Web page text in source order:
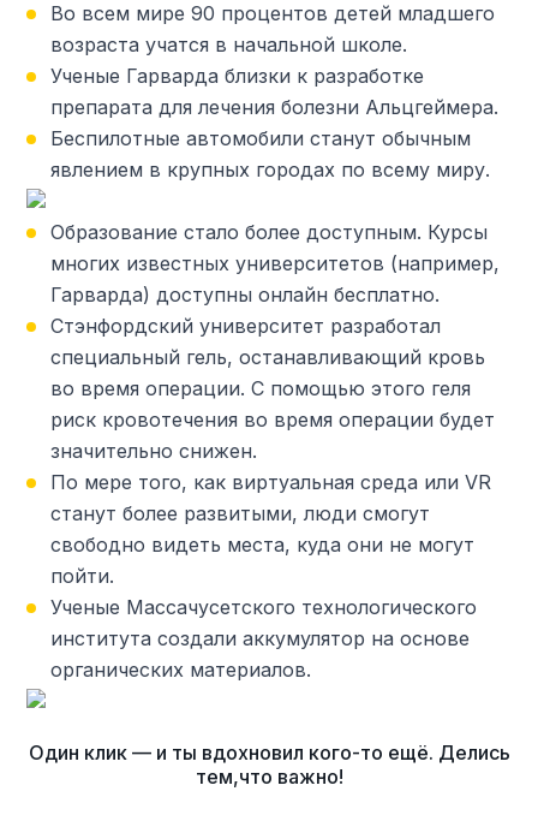
Во всем мире 90 процентов детей младшего
возраста учатся в начальной школе.
Ученые Гарварда близки к разработке
препарата для лечения болезни Альцгеймера.
Беспилотные автомобили станут обычным
явлением в крупных городах по всему миру.
Образование стало более доступным. Курсы
многих известных университетов (например,
Гарварда) доступны онлайн бесплатно.
Стэнфордский университет разработал
специальный гель, останавливающий кровь
во время операции. С помощью этого геля
риск кровотечения во время операции будет
значительно снижен.
По мере того, как виртуальная среда или VR
станут более развитыми, люди смогут
свободно видеть места, куда они не могут
пойти.
Ученые Массачусетского технологического
института создали аккумулятор на основе
органических материалов.